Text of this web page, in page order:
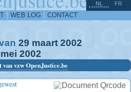
WEB LOG CONTACT
NL FR
29 maart 2002
mei 2002
van vzw OpenJustice.be
^